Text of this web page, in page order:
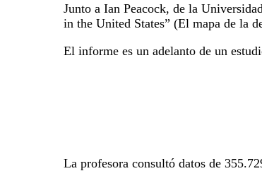
Junto a Ian Peacock, de la
in the United States” (El mapa de la
El informe es un adelanto de un
La profesora consultó datos de